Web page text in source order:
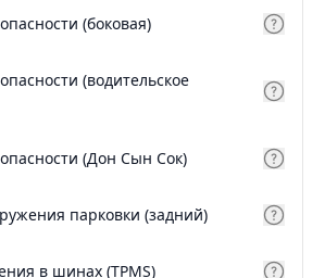
(боковая)
(водительское
(Дон Сын Сок)
парковки (задний)
в шинах (TPMS)